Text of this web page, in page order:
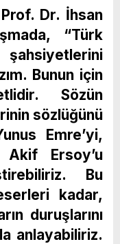
Dr. İhsan
“Türk
şahsiyetlerini
Bunun için
Sözün
sözlüğünü
Emre’yi,
Akif Ersoy’u
Bu
kadar,
duruşlarını
anlayabiliriz.